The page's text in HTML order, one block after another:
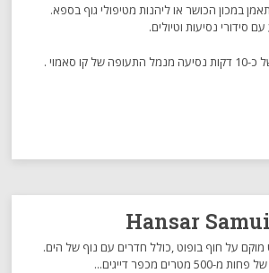
במכון הכושר או ליהנות מטיפולי גוף בספא.
סידורי נסיעות וטיולים.
סאמוי .
מוקם על חוף בופוט ,כולל חדרים עם נוף של הים.
מכפר דייגים...